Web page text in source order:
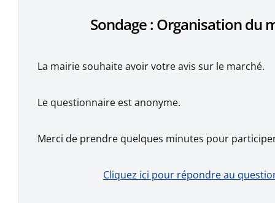
Sondage : Organisation du
La mairie souhaite avoir votre avis sur le marché.
Le questionnaire est anonyme.
Merci de prendre quelques minutes pour
Cliquez ici pour répondre au